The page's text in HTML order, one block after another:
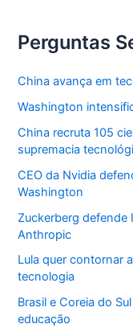
dívidas
Perguntas
China avança em
Washington
China recruta 105
supremacia
CEO da Nvidia
Washington
Zuckerberg defende
Anthropic
Lula quer contornar
tecnologia
Brasil e Coreia do
educação